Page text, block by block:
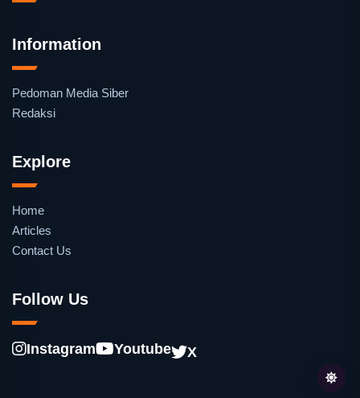
Information
Pedoman Media Siber
Redaksi
Explore
Home
Articles
Contact Us
Follow Us
Instagram Youtube X